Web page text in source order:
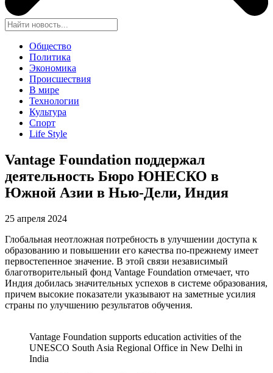
Общество
Политика
Экономика
Происшествия
В мире
Технологии
Культура
Спорт
Life Style
Vantage Foundation поддержал
деятельность Бюро ЮНЕСКО в
Южной Азии в Нью-Дели, Индия
25 апреля 2024
Глобальная неотложная потребность в улучшении доступа к
образованию и повышении его качества по-прежнему имеет
первостепенное значение. В этой связи независимый
благотворительный фонд Vantage Foundation отмечает, что
Индия добилась значительных успехов в системе образования,
причем высокие показатели указывают на заметные усилия
страны по улучшению результатов обучения.
Vantage Foundation supports education activities of the
UNESCO South Asia Regional Office in New Delhi in
India